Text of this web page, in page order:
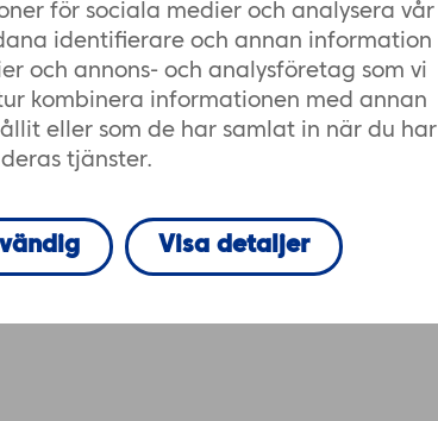
för sociala medier och analysera vår
identifierare och annan information
och annons- och analysföretag som vi
kombinera informationen med annan
eller som de har samlat in när du har
tjänster.
Visa detaljer